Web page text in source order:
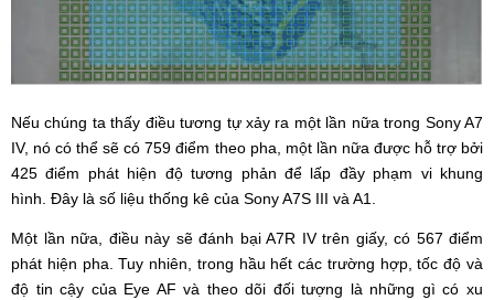
Nếu chúng ta thấy điều tương tự xảy ra một lần nữa trong Sony A7
IV, nó có thể sẽ có 759 điểm theo pha, một lần nữa được hỗ trợ bởi
425 điểm phát hiện độ tương phản để lấp đầy phạm vi khung
hình. Đây là số liệu thống kê của Sony A7S III và A1.
Một lần nữa, điều này sẽ đánh bại A7R IV trên giấy, có 567 điểm
phát hiện pha. Tuy nhiên, trong hầu hết các trường hợp, tốc độ và
độ tin cậy của Eye AF và theo dõi đối tượng là những gì có xu